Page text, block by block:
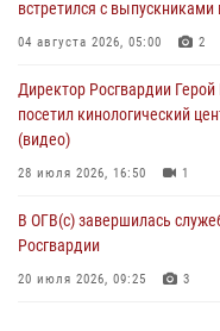
06 августа 2026, 11:33
крупная нарколаборатория
встретился с
04 августа 2026, 05:00 2
Директор Росгвардии
посетил кинологический
(видео)
28 июля 2026, 16:50 1
В ОГВ(с) завершилась
Росгвардии
20 июля 2026, 09:25 3